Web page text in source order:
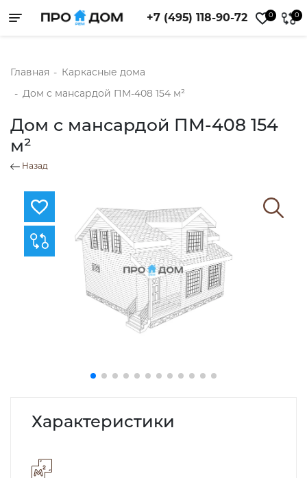
Toggle navigation +7 (495) 118-90-72 0 0
Главная - Каркасные дома
- Дом с мансардой ПМ-408 154 м²
Дом с мансардой ПМ-408 154
м²
Назад
Характеристики